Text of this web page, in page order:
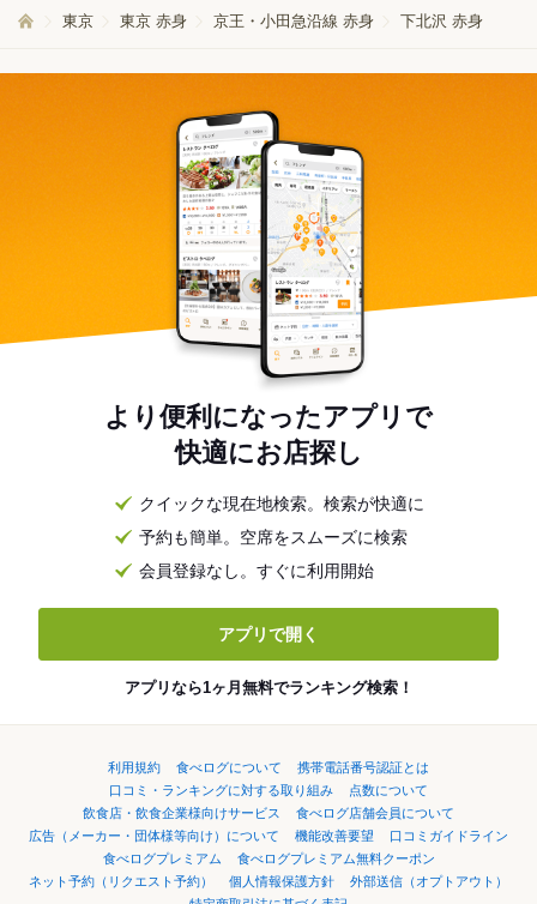
東京 東京 赤身 京王・小田急沿線 赤身 下北沢 赤身
より便利になったアプリで
快適にお店探し
クイックな現在地検索。検索が快適に
予約も簡単。空席をスムーズに検索
会員登録なし。すぐに利用開始
アプリで開く
アプリなら1ヶ月無料でランキング検索！
利用規約 食べログについて
携帯電話番号認証とは
口コミ・ランキングに対する取り組み
点数について
飲食店・飲食企業様向けサービス
食べログ店舗会員について
広告（メーカー・団体様等向け）について
機能改善要望
口コミガイドライン
食べログプレミアム
食べログプレミアム無料クーポン
ネット予約（リクエスト予約）
個人情報保護方針
外部送信（オプトアウト）